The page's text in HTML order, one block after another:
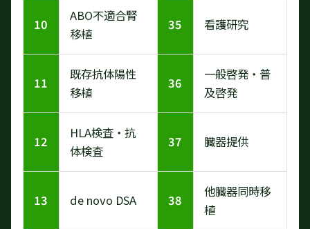
10
ABO不適合腎
移植
35 看護研究
11
既存抗体陽性
移植
36
一般啓発・普
及啓発
12
HLA検査・抗
体検査
37 臓器提供
13 de novo DSA 38
他臓器同時移
植